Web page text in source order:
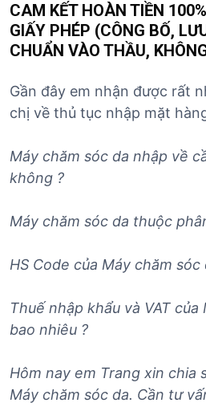
CAM KẾT HOÀN TIỀN
GIẤY PHÉP (CÔNG BỐ,
CHUẨN VÀO THẦU,
Gần đây em nhận được rất
chị về thủ tục nhập mặt
Máy chăm sóc da nhập về
không ?
Máy chăm sóc da thuộc
HS Code của Máy chăm sóc
Thuế nhập khẩu và VAT của
bao nhiêu ?
Hôm nay em Trang xin chia
Máy chăm sóc da. Cần tư